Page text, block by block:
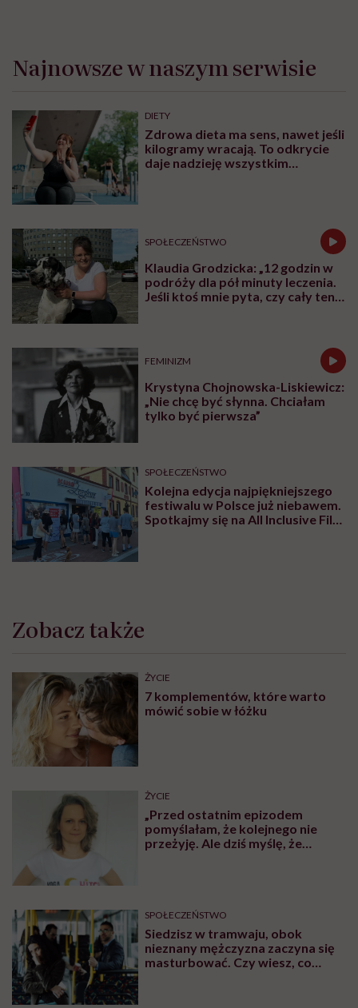
obserwację, że im więcej dziecko rozumie, tym mniej
Z czym są najczęściej związane obawy dzieci?
Paradoksalnie, wcale nie z bólem. Pobranie krwi,
szczepienie czy wymaz z nosa – owszem, to nie są
dzieci mimo wszystko najbardziej boją się tego, co się
dzieje z nimi znienacka, czego nie rozumieją.
Dziś w pracy zleciłam niestety dużo wymazów z nosa.
jak wygląda wacik, wytłumaczy celowość tego
badania, to mimo wszystko badanie przebiega
spokojniej. Zwykle dodaję, że gdyby był inny,
przyjemny sposób, żeby sprawdzić, czy mają
sposobu, żeby tę zagadkę rozwiązać, dlatego muszę na
moment wsadzić wacik do nosa i to może być trochę
nieprzyjemne. Kiedy dzieci wiedzą, po co to się
wydarzy, łatwiej im jest się odnaleźć w sytuacji.
personelu powie wcześniej „pani doktor nic nie będzie
domyślić, takie dziecko czuje się oszukane. Jeżeli
natomiast wytłumaczymy, że najpierw zrobimy
wymaz, ale potem już żadnych nieprzyjemnych rzeczy,
tylko zwykłe badanie jak zawsze, i jeśli przebieg wizyty
będzie zgodny z tym, co zapowiemy, to maluch ma
zaufanie i do rodziców, i do mnie. Nawet rzeczy
bolesne czy nieprzyjemne nie sprawiają takiego
kłopotu, jak te wykonane znienacka czy niezrozumiałe
dla dziecka.